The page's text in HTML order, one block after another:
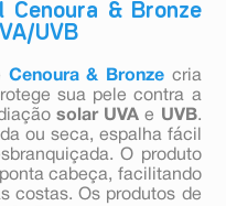
Cenoura & Bronze
UVB
Cenoura & Bronze cria
sua pele contra a
solar UVA e UVB.
ou seca, espalha fácil
O produto
cabeça, facilitando
costas. Os produtos de